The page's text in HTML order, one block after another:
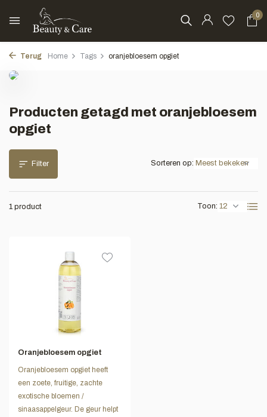
0
Terug Home Tags oranjebloesem opgiet
Producten getagd met oranjebloesem
opgiet
Filter
1 product Toon:
Sorteren op:
Oranjebloesem opgiet
Oranjebloesem opgiet heeft
een zoete, fruitige, zachte
exotische bloemen /
sinaasappelgeur. De geur helpt